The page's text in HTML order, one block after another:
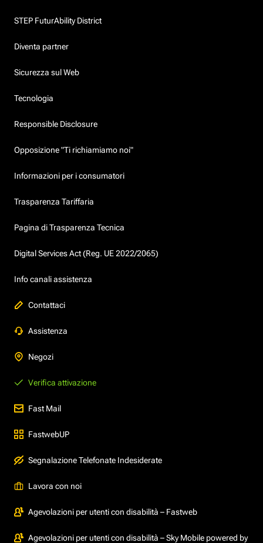
STEP FuturAbility District
Diventa partner
Sicurezza sul Web
Tecnologia
Responsible Disclosure
Opposizione "Ti richiamiamo noi"
Informazioni per i consumatori
Trasparenza Tariffaria
Pagina di Trasparenza Tecnica
Digital Services Act (Reg. UE 2022/2065)
Info canali assistenza
Contattaci
Assistenza
Negozi
Verifica attivazione
Fast Mail
FastwebUP
Segnalazione Telefonate Indesiderate
Lavora con noi
Agevolazioni per utenti con disabilità – Fastweb
Agevolazioni per utenti con disabilità – Sky Mobile powered by